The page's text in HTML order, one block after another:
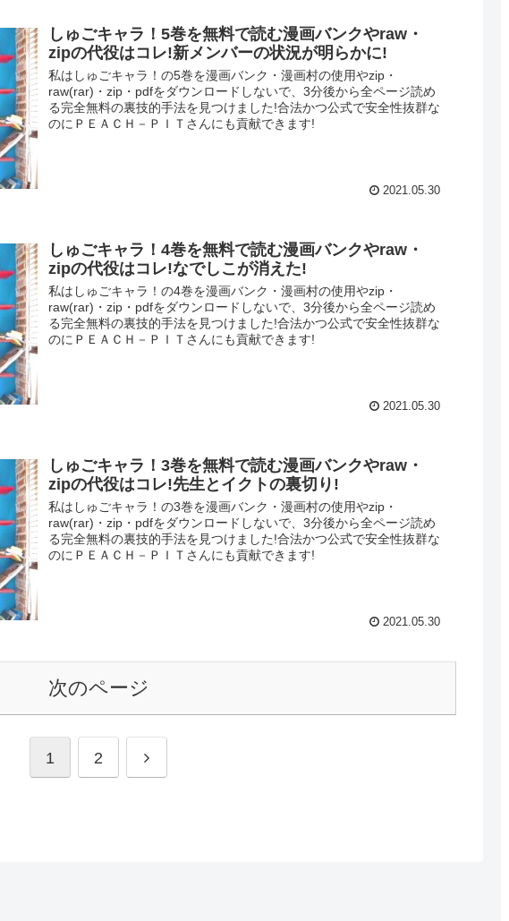
しゅごキャラ！5巻を無料で読む漫画バンクやraw・
zipの代役はコレ!新メンバーの状況が明らかに!
私はしゅごキャラ！の5巻を漫画バンク・漫画村の使用やzip・
raw(rar)・zip・pdfをダウンロードしないで、3分後から全ページ読め
る完全無料の裏技的手法を見つけました!合法かつ公式で安全性抜群な
のにＰＥＡＣＨ－ＰＩＴさんにも貢献できます!
2021.05.30
しゅごキャラ！4巻を無料で読む漫画バンクやraw・
zipの代役はコレ!なでしこが消えた!
私はしゅごキャラ！の4巻を漫画バンク・漫画村の使用やzip・
raw(rar)・zip・pdfをダウンロードしないで、3分後から全ページ読め
る完全無料の裏技的手法を見つけました!合法かつ公式で安全性抜群な
のにＰＥＡＣＨ－ＰＩＴさんにも貢献できます!
2021.05.30
しゅごキャラ！3巻を無料で読む漫画バンクやraw・
zipの代役はコレ!先生とイクトの裏切り!
私はしゅごキャラ！の3巻を漫画バンク・漫画村の使用やzip・
raw(rar)・zip・pdfをダウンロードしないで、3分後から全ページ読め
る完全無料の裏技的手法を見つけました!合法かつ公式で安全性抜群な
のにＰＥＡＣＨ－ＰＩＴさんにも貢献できます!
2021.05.30
次のページ
1 2